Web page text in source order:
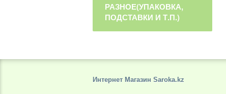
РАЗНОЕ(УПАКОВКА,
ПОДСТАВКИ И Т.П.)
Интернет Магазин Saroka.kz